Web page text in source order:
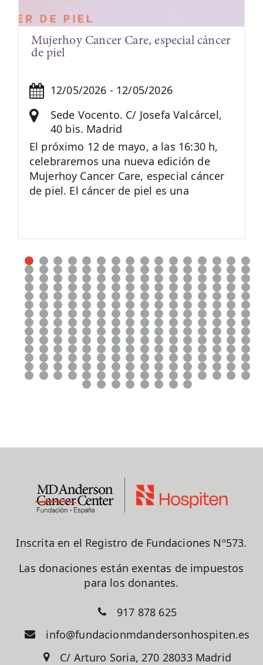
Mujerhoy Cancer Care, especial cáncer
de piel
12/05/2026 - 12/05/2026
Sede Vocento. C/ Josefa Valcárcel,
40 bis. Madrid
El próximo 12 de mayo, a las 16:30 h,
celebraremos una nueva edición de
Mujerhoy Cancer Care, especial cáncer
de piel. El cáncer de piel es una
Inscrita en el Registro de Fundaciones Nº573.
Las donaciones están exentas de impuestos
para los donantes.
917 878 625
info@fundacionmdandersonhospiten.es
C/ Arturo Soria, 270 28033 Madrid